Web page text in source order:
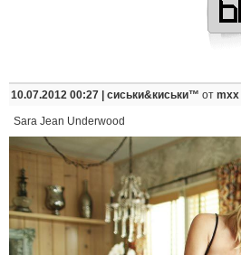
10.07.2012 00:27 | сиськи&киськи™ от mxx
Sara Jean Underwood